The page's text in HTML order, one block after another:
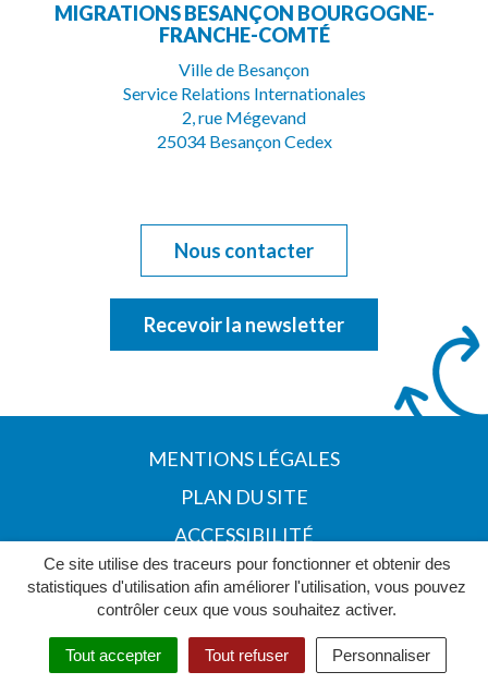
Ce site utilise des traceurs pour fonctionner et obtenir des
statistiques d'utilisation afin améliorer l'utilisation, vous pouvez
contrôler ceux que vous souhaitez activer.
Tout accepter Tout refuser Personnaliser
le
compte
Facebook
la
Youtube
MIGRATIONS BESANÇON BOURGOGNE-
FRANCHE-COMTÉ
Ville de Besançon
Service Relations Internationales
2, rue Mégevand
25034 Besançon Cedex
Nous contacter
Recevoir la newsletter
MENTIONS LÉGALES
PLAN DU SITE
ACCESSIBILITÉ
POLITIQUE DE CONFIDENTIALITÉ